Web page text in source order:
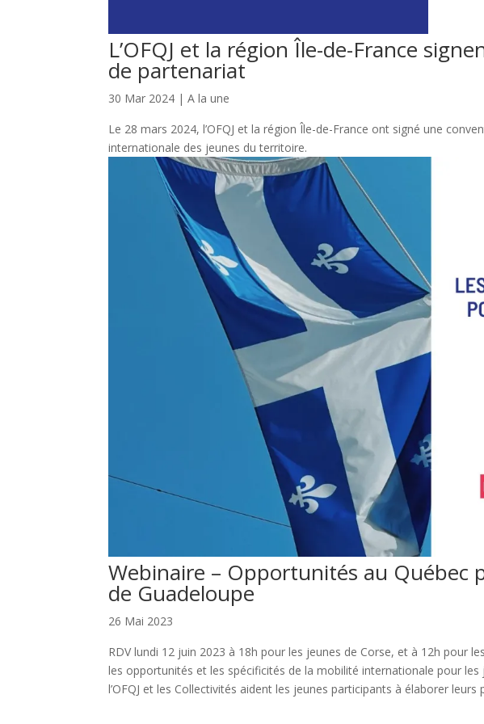
L’OFQJ et la région Île-de-France
de partenariat
30 Mar 2024 |A la une
Le 28 mars 2024, l’OFQJ et la région Île-de-France ont signé une
internationale des jeunes du territoire.
Webinaire – Opportunités au Québec
de Guadeloupe
26 Mai 2023
RDV lundi 12 juin 2023 à 18h pour les jeunes de Corse, et à 12h pour
les opportunités et les spécificités de la mobilité internationale pour
l’OFQJ et les Collectivités aident les jeunes participants à élaborer